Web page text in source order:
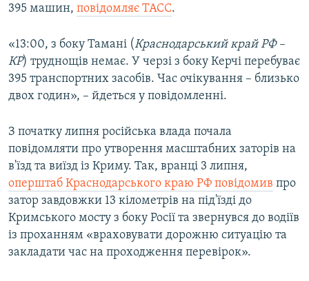
395 машин, повідомляє ТАСС.
«13:00, з боку Тамані (Краснодарський край РФ –
КР) труднощів немає. У черзі з боку Керчі перебуває
395 транспортних засобів. Час очікування – близько
двох годин», – йдеться у повідомленні.
З початку липня російська влада почала
повідомляти про утворення масштабних заторів на
в'їзд та виїзд із Криму. Так, вранці 3 липня,
оперштаб Краснодарського краю РФ повідомив про
затор завдовжки 13 кілометрів на під'їзді до
Кримського мосту з боку Росії та звернувся до водіїв
із проханням «враховувати дорожню ситуацію та
закладати час на проходження перевірок».